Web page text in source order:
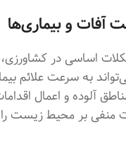
اساسی در
به سرعت علائم
آلوده و اعمال
منفی بر محیط زیست